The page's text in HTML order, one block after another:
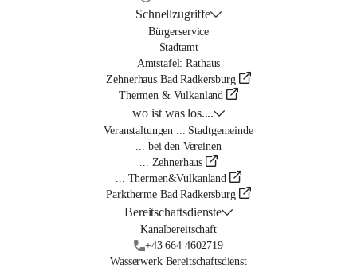
Schnellzugriffe
Bürgerservice
Stadtamt
Amtstafel: Rathaus
Zehnerhaus Bad Radkersburg
Thermen & Vulkanland
wo ist was los....
Veranstaltungen ... Stadtgemeinde
... bei den Vereinen
... Zehnerhaus
... Thermen&Vulkanland
Parktherme Bad Radkersburg
Bereitschaftsdienste
Kanalbereitschaft
+43 664 4602719
Wasserwerk Bereitschaftsdienst